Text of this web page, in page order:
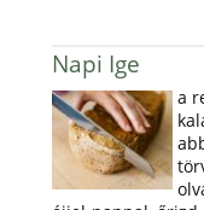
Napi Ige
a